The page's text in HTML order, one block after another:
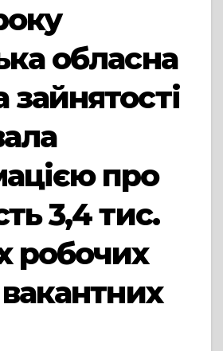
обласна
про
3,4 тис.
робочих
вакантних